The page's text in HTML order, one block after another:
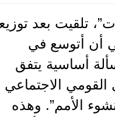
تلقيت بعد
أن أتوسع في
أساسية يتفق
الاجتماعي
الأمم”. وهذه